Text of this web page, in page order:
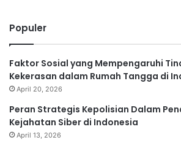
Populer
Faktor Sosial yang Mempengaruhi
Kekerasan dalam Rumah Tangga di
April 20, 2026
Peran Strategis Kepolisian Dalam
Kejahatan Siber di Indonesia
April 13, 2026